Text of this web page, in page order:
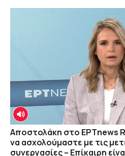
Αποστολάκη στο ΕΡΤnews
να ασχολούμαστε με τις
συνεργασίες – Επίκαιρη